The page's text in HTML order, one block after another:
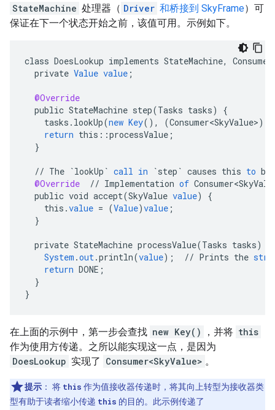
StateMachine 处理器（ Driver 和桥接到 SkyFrame）可
保证在下一个状态开始之前，该值可用。示例如下。
class DoesLookup implements StateMachine,
private Value value ;
@Override
public StateMachine step(Tasks tasks)
{
tasks . lookUp(new Key(), (Consumer<SkyValue>)
return this ::processValue ;
}
// The `lookUp` call in `step` causes this to be
@Override
// Implementation of
public void accept(SkyValue value)
{
this .value = (Value)value ;
}
private StateMachine processValue(Tasks tasks)
System .out.println(value); // Prints the
return DONE ;
}
}
在上面的示例中，第一步会查找 new Key() ，并将 this
作为使用方传递。之所以能实现这一点，是因为
DoesLookup 实现了 Consumer<SkyValue> 。
提示 ： 将 this 作为值接收器传递时，将其向上转型为接收器类
型有助于读者缩小传递 this 的目的。此示例传递了